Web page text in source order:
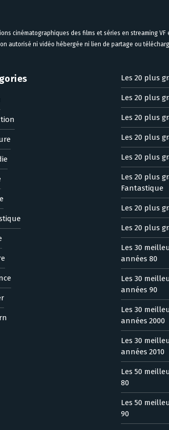
cinématographiques des films et séries en streaming
autorisé ni vidéo hébergée ni lien de partage ou
Les 20 plus
Les 20 plus
Les 20 plus
Les 20 plus
Les 20 plus
Les 20 plus
Fantastique
Les 20 plus
Les 20 plus
Les 30
années 80
Les 30
années 90
Les 30
années 2000
Les 30
années 2010
Les 50
80
Les 50
90